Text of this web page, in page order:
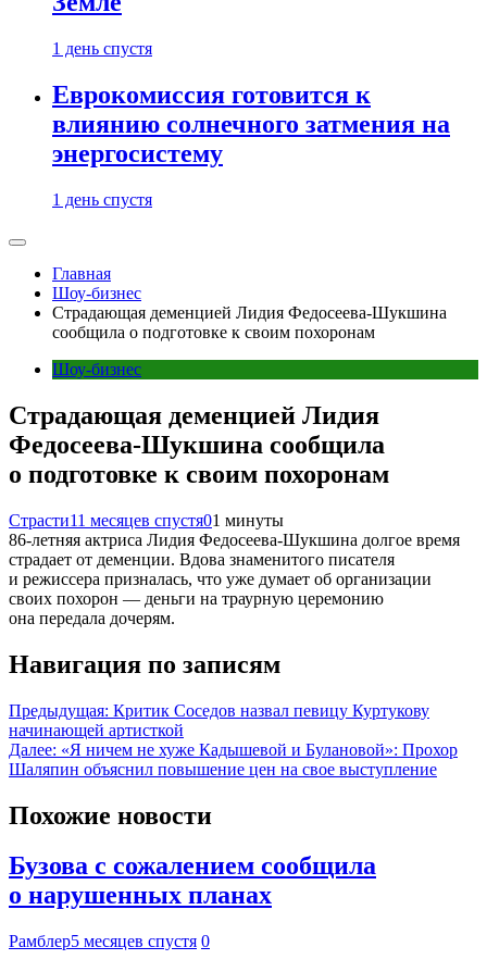
1 день спустя
Еврокомиссия готовится к
влиянию солнечного затмения на
энергосистему
1 день спустя
Главная
Шоу-бизнес
Страдающая деменцией Лидия Федосеева-Шукшина
сообщила о подготовке к своим похоронам
Шоу-бизнес
Страдающая деменцией Лидия
Федосеева-Шукшина сообщила
о подготовке к своим похоронам
Страсти11 месяцев спустя01 минуты
86-летняя актриса Лидия Федосеева-Шукшина долгое время
страдает от деменции. Вдова знаменитого писателя
и режиссера призналась, что уже думает об организации
своих похорон — деньги на траурную церемонию
она передала дочерям.
Навигация по записям
Предыдущая: Критик Соседов назвал певицу Куртукову
начинающей артисткой
Далее: «Я ничем не хуже Кадышевой и Булановой»: Прохор
Шаляпин объяснил повышение цен на свое выступление
Похожие новости
Бузова с сожалением сообщила
о нарушенных планах
Рамблер5 месяцев спустя 0